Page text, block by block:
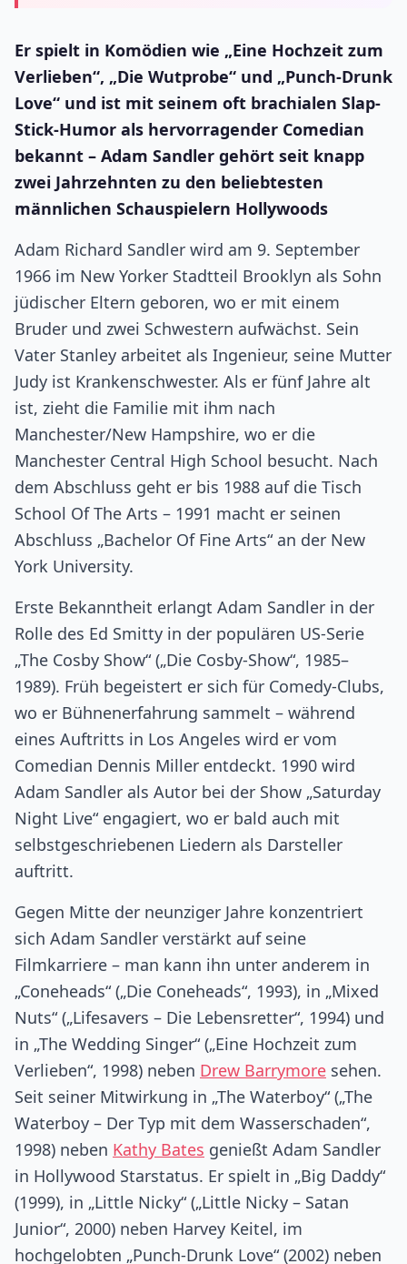
Er spielt in Komödien wie „Eine Hochzeit zum
Verlieben“, „Die Wutprobe“ und „Punch-Drunk
Love“ und ist mit seinem oft brachialen Slap-
Stick-Humor als hervorragender Comedian
bekannt – Adam Sandler gehört seit knapp
zwei Jahrzehnten zu den beliebtesten
männlichen Schauspielern Hollywoods
Adam Richard Sandler wird am 9. September
1966 im New Yorker Stadtteil Brooklyn als Sohn
jüdischer Eltern geboren, wo er mit einem
Bruder und zwei Schwestern aufwächst. Sein
Vater Stanley arbeitet als Ingenieur, seine Mutter
Judy ist Krankenschwester. Als er fünf Jahre alt
ist, zieht die Familie mit ihm nach
Manchester/New Hampshire, wo er die
Manchester Central High School besucht. Nach
dem Abschluss geht er bis 1988 auf die Tisch
School Of The Arts – 1991 macht er seinen
Abschluss „Bachelor Of Fine Arts“ an der New
York University.
Erste Bekanntheit erlangt Adam Sandler in der
Rolle des Ed Smitty in der populären US-Serie
„The Cosby Show“ („Die Cosby-Show“, 1985–
1989). Früh begeistert er sich für Comedy-Clubs,
wo er Bühnenerfahrung sammelt – während
eines Auftritts in Los Angeles wird er vom
Comedian Dennis Miller entdeckt. 1990 wird
Adam Sandler als Autor bei der Show „Saturday
Night Live“ engagiert, wo er bald auch mit
selbstgeschriebenen Liedern als Darsteller
auftritt.
Gegen Mitte der neunziger Jahre konzentriert
sich Adam Sandler verstärkt auf seine
Filmkarriere – man kann ihn unter anderem in
„Coneheads“ („Die Coneheads“, 1993), in „Mixed
Nuts“ („Lifesavers – Die Lebensretter“, 1994) und
in „The Wedding Singer“ („Eine Hochzeit zum
Verlieben“, 1998) neben Drew Barrymore sehen.
Seit seiner Mitwirkung in „The Waterboy“ („The
Waterboy – Der Typ mit dem Wasserschaden“,
1998) neben Kathy Bates genießt Adam Sandler
in Hollywood Starstatus. Er spielt in „Big Daddy“
(1999), in „Little Nicky“ („Little Nicky – Satan
Junior“, 2000) neben Harvey Keitel, im
hochgelobten „Punch-Drunk Love“ (2002) neben